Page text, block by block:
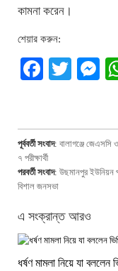
কামনা করেন।
শেয়ার করুন:
পূর্ববর্তী সংবাদ: বালাগঞ্জে জেএসসি
৭ পরীক্ষার্থী
পরবর্তী সংবাদ: উছমানপুর ইউনিয়ন
বিশাল জনসভা
এ সংক্রান্ত আরও
ধর্ষণ মামলা নিয়ে যা বললেন